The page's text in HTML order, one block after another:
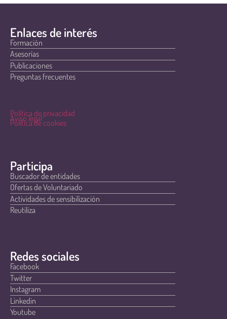
Enlaces de interés
Formación
Asesorías
Publicaciones
Preguntas frecuentes
Política de privacidad
Aviso legal
Política de cookies
Participa
Buscador de entidades
Ofertas de Voluntariado
Actividades de sensibilización
Reutiliza
Redes sociales
Facebook
Twitter
Instagram
Linkedin
Youtube